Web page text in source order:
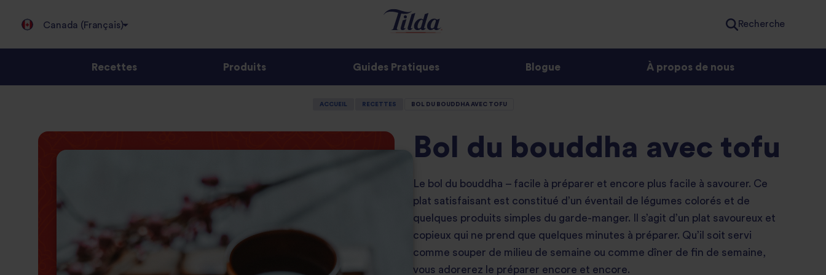
Canada (Français) Recherche
Recettes Produits Guides Pratiques Blogue À propos de nous
ACCUEIL RECETTES BOL DU BOUDDHA AVEC TOFU
Bol du bouddha avec tofu
Le bol du bouddha – facile à préparer et encore plus facile à savourer. Ce
plat satisfaisant est constitué d’un éventail de légumes colorés et de
quelques produits simples du garde-manger. Il s’agit d’un plat savoureux et
copieux qui ne prend que quelques minutes à préparer. Qu’il soit servi
comme souper de milieu de semaine ou comme dîner de fin de semaine,
vous adorerez le préparer encore et encore.